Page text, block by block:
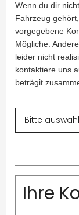
Wenn du dir
Fahrzeug
vorgegebene
Mögliche.
leider nicht
kontaktiere uns
beträgit
Ihre